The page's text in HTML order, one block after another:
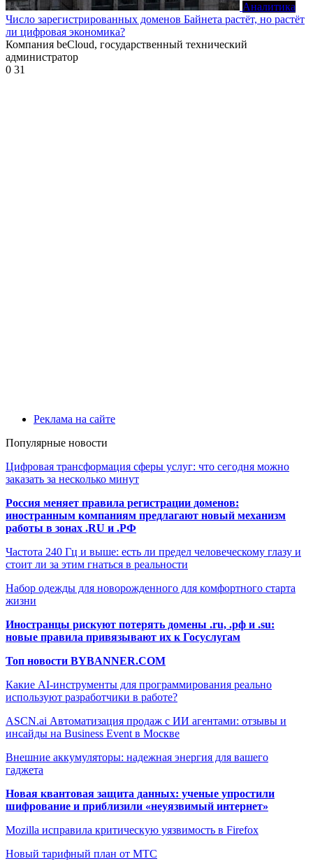
Аналитика
Число зарегистрированных доменов Байнета растёт, но растёт
ли цифровая экономика?
Компания beCloud, государственный технический
администратор
0 31
Реклама на сайте
Популярные новости
Цифровая трансформация сферы услуг: что сегодня можно
заказать за несколько минут
Россия меняет правила регистрации доменов:
иностранным компаниям предлагают новый механизм
работы в зонах .RU и .РФ
Частота 240 Гц и выше: есть ли предел человеческому глазу и
стоит ли за этим гнаться в реальности
Набор одежды для новорожденного для комфортного старта
жизни
Иностранцы рискуют потерять домены .ru, .рф и .su:
новые правила привязывают их к Госуслугам
Топ новости BYBANNER.COM
Какие AI-инструменты для программирования реально
используют разработчики в работе?
ASCN.ai Автоматизация продаж с ИИ агентами: отзывы и
инсайды на Business Event в Москве
Внешние аккумуляторы: надежная энергия для вашего
гаджета
Новая квантовая защита данных: ученые упростили
шифрование и приблизили «неуязвимый интернет»
Mozilla исправила критическую уязвимость в Firefox
Новый тарифный план от МТС